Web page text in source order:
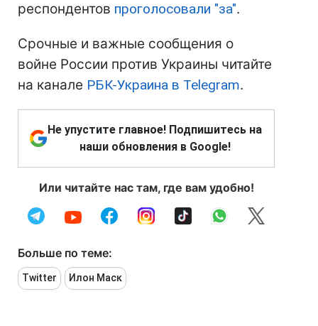
респондентов проголосовали "за".
Срочные и важные сообщения о
войне России против Украины читайте
на канале РБК-Украина в Telegram.
Не упустите главное! Подпишитесь на
наши обновления в Google!
Или читайте нас там, где вам удобно!
Больше по теме:
Twitter Илон Маск